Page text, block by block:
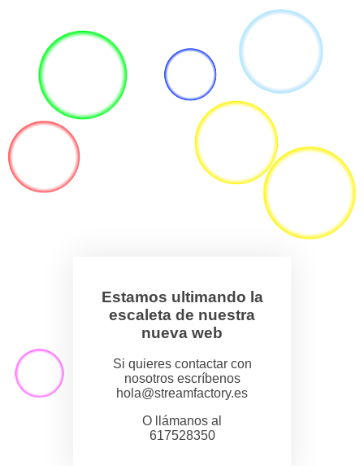
Estamos ultimando la
escaleta de nuestra
nueva web
Si quieres contactar con
nosotros escríbenos
hola@streamfactory.es
O llámanos al
617528350